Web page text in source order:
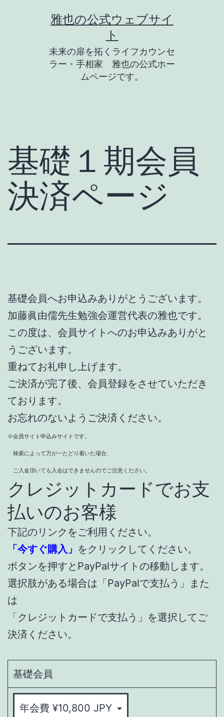
プ
雅也の公式ウェブサイ
ト
未来の扉を拓くライフカウンセ
ラー・手相家 雅也の公式ホー
ムページです。
基礎１期会員
決済ページ
基礎会員へお申込みありがとうございます。
加藤眞由儒先生勉強会運営代表の雅也です。
この度は、会員サイトへのお申込みありがと
うございます。
重ねてお礼申し上げます。
ご決済が完了後、会員登録をさせていただき
ております。
お忘れのないようご決済ください。
※会員サイト申込みサイトです。
検索によって万が一たどり着いた場合、
ご入金頂いても入会はできませんのでご注意ください。
クレジットカードでお支
払いのお客様
下記のリンクをご利用ください。
「今すぐ購入」 をクリックしてください。
ボタンを押すとPayPalサイトの移動します。
選択肢がある場合は「PayPalで支払う」また
は
「クレジットカードで支払う」を選択してご
決済ください。
基礎会員